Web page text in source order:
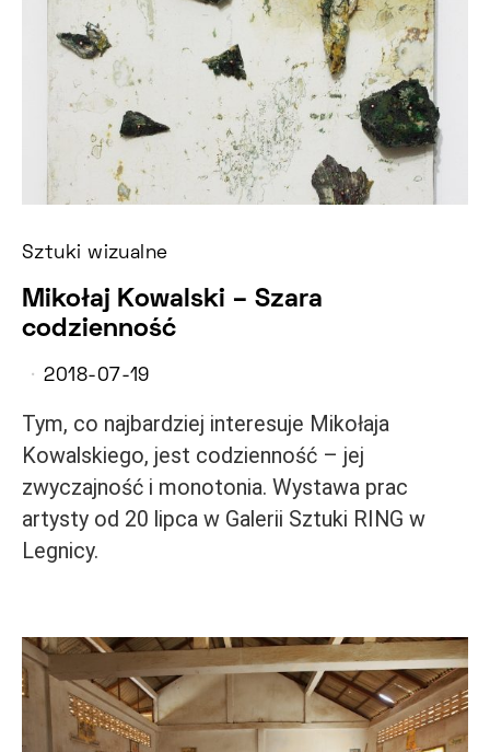
Sztuki wizualne
Mikołaj Kowalski – Szara
codzienność
2018-07-19
Tym, co najbardziej interesuje Mikołaja
Kowalskiego, jest codzienność – jej
zwyczajność i monotonia. Wystawa prac
artysty od 20 lipca w Galerii Sztuki RING w
Legnicy.